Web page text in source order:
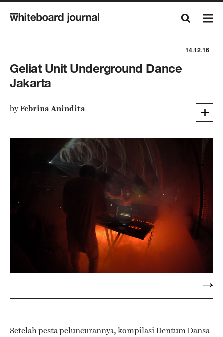
14.12.16
Geliat Unit Underground Dance
Jakarta
byFebrina Anindita
Setelah pesta peluncurannya, kompilasi Dentum Dansa